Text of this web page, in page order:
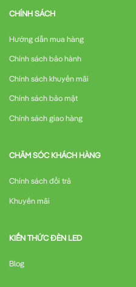
CHÍNH SÁCH
Hướng dẫn mua hàng
Chính sách bảo hành
Chính sách khuyến mãi
Chính sách bảo mật
Chính sách giao hàng
CHĂM SÓC KHÁCH HÀNG
Chính sách đổi trả
Khuyến mãi
KIẾN THỨC ĐÈN LED
Blog